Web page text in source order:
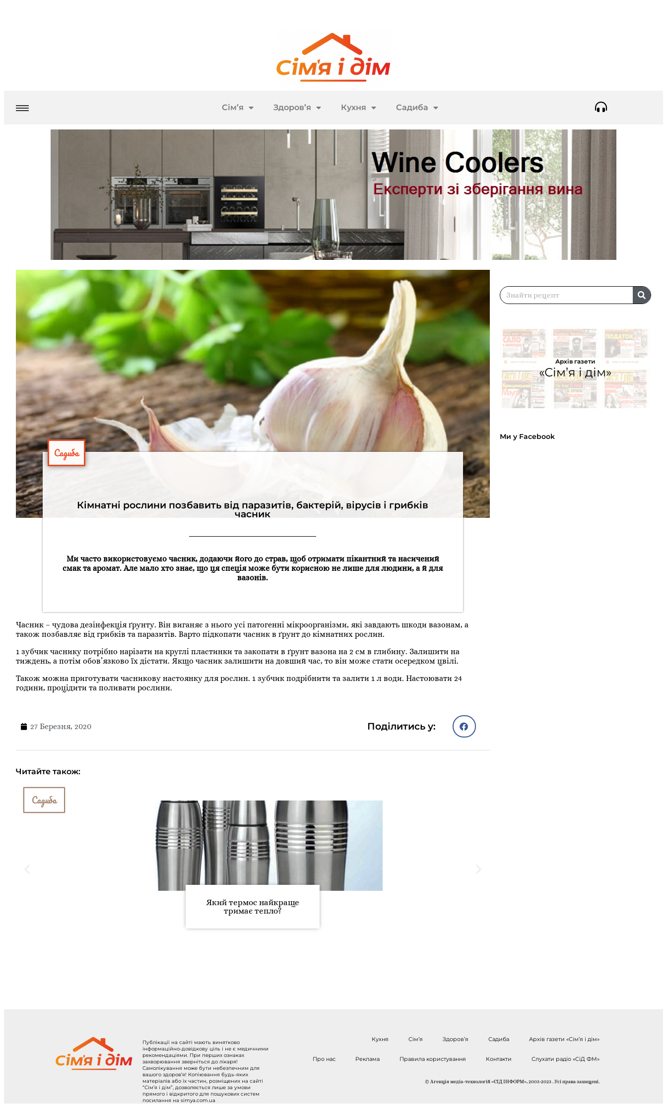
Сім’я Здоров’я Кухня Садиба
Садиба
Кімнатні рослини позбавить від паразитів, бактерій, вірусів і грибків
часник
Ми часто використовуємо часник, додаючи його до страв, щоб отримати пікантний та насичений
смак та аромат. Але мало хто знає, що ця спеція може бути корисною не лише для людини, а й для
вазонів.
Часник – чудова дезінфекція ґрунту. Він виганяє з нього усі патогенні мікроорганізми, які завдають шкоди вазонам, а
також позбавляє від грибків та паразитів. Варто підкопати часник в ґрунт до кімнатних рослин.
1 зубчик часнику потрібно нарізати на круглі пластинки та закопати в ґрунт вазона на 2 см в глибину. Залишити на
тиждень, а потім обов’язково їх дістати. Якщо часник залишити на довший час, то він може стати осередком цвілі.
Також можна приготувати часникову настоянку для рослин. 1 зубчик подрібнити та залити 1 л води. Настоювати 24
години, процідити та поливати рослини.
27 Березня, 2020 Поділитись у:
Читайте також:
Садиба
Який термос найкраще
тримає тепло?
Архів газети
«Сім’я і дім»
Ми у Facebook
Публікації на сайті мають винятково
інформаційно-довідкову ціль і не є медичними
рекомендаціями. При перших ознаках
захворювання зверніться до лікаря!
Самолікування може бути небезпечним для
вашого здоров’я! Копіювання будь-яких
матеріалів або їх частин, розміщених на сайті
“Сім’я і дім”, дозволяється лише за умови
прямого і відкритого для пошукових систем
посилання на simya.com.ua
Кухня Сім’я Здоров’я Садиба Архів газети «Сім’я і дім»
Про нас Реклама Правила користування Контакти Слухати радіо «СіД ФМ»
© Агенція медіа-технологій «СІД ІНФОРМ», 2003-2023 . Усі права захищені.